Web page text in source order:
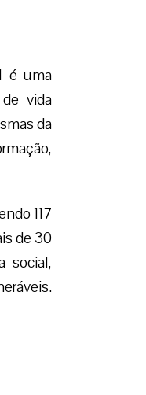
é uma
vida
da
117
de 30
social,